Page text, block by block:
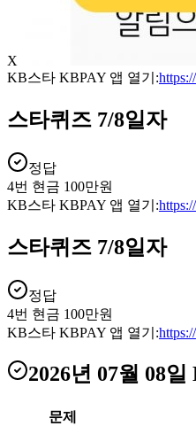
X
KB스타 KBPAY 앱 열기:
스타퀴즈 7/8일자
정답
4번 현금 100만원
KB스타 KBPAY 앱 열기:
스타퀴즈 7/8일자
정답
4번 현금 100만원
KB스타 KBPAY 앱 열기:
2026년 07월 08일
문제